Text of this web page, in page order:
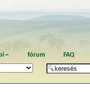
~ fórum FAQ